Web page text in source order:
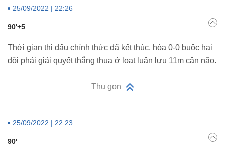
25/09/2022 | 22:26
90'+5
Thời gian thi đấu chính thức đã kết thúc, hòa 0-0 buộc hai
đội phải giải quyết thắng thua ở loạt luân lưu 11m cân não.
Thu gọn
25/09/2022 | 22:23
90'